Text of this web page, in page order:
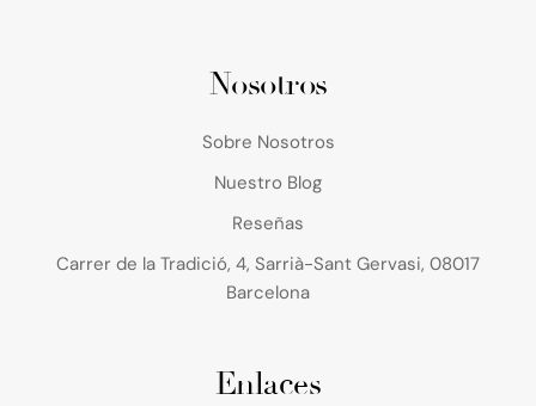
Nosotros
Sobre Nosotros
Nuestro Blog
Reseñas
Carrer de la Tradició, 4, Sarrià-Sant Gervasi, 08017
Barcelona
Enlaces